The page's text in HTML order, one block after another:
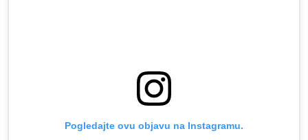
Pogledajte ovu objavu na Instagramu.